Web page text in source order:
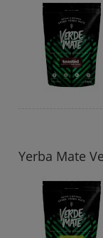
Yerba Mate